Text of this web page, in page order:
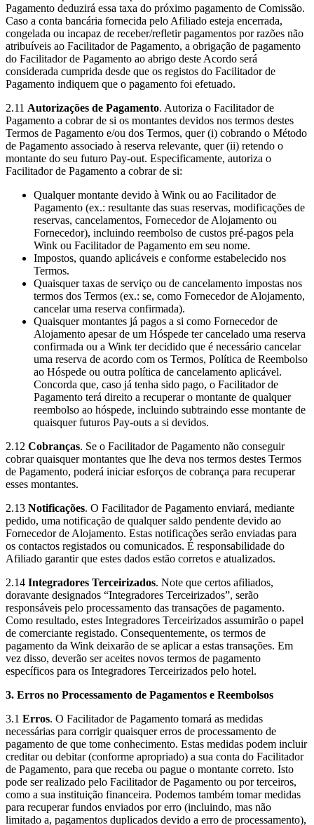
Pagamento deduzirá essa taxa do próximo pagamento de Comissão.
Caso a conta bancária fornecida pelo Afiliado esteja encerrada,
congelada ou incapaz de receber/refletir pagamentos por razões não
atribuíveis ao Facilitador de Pagamento, a obrigação de pagamento
do Facilitador de Pagamento ao abrigo deste Acordo será
considerada cumprida desde que os registos do Facilitador de
Pagamento indiquem que o pagamento foi efetuado.
2.11 Autorizações de Pagamento. Autoriza o Facilitador de
Pagamento a cobrar de si os montantes devidos nos termos destes
Termos de Pagamento e/ou dos Termos, quer (i) cobrando o Método
de Pagamento associado à reserva relevante, quer (ii) retendo o
montante do seu futuro Pay-out. Especificamente, autoriza o
Facilitador de Pagamento a cobrar de si:
Qualquer montante devido à Wink ou ao Facilitador de
Pagamento (ex.: resultante das suas reservas, modificações de
reservas, cancelamentos, Fornecedor de Alojamento ou
Fornecedor), incluindo reembolso de custos pré-pagos pela
Wink ou Facilitador de Pagamento em seu nome.
Impostos, quando aplicáveis e conforme estabelecido nos
Termos.
Quaisquer taxas de serviço ou de cancelamento impostas nos
termos dos Termos (ex.: se, como Fornecedor de Alojamento,
cancelar uma reserva confirmada).
Quaisquer montantes já pagos a si como Fornecedor de
Alojamento apesar de um Hóspede ter cancelado uma reserva
confirmada ou a Wink ter decidido que é necessário cancelar
uma reserva de acordo com os Termos, Política de Reembolso
ao Hóspede ou outra política de cancelamento aplicável.
Concorda que, caso já tenha sido pago, o Facilitador de
Pagamento terá direito a recuperar o montante de qualquer
reembolso ao hóspede, incluindo subtraindo esse montante de
quaisquer futuros Pay-outs a si devidos.
2.12 Cobranças. Se o Facilitador de Pagamento não conseguir
cobrar quaisquer montantes que lhe deva nos termos destes Termos
de Pagamento, poderá iniciar esforços de cobrança para recuperar
esses montantes.
2.13 Notificações. O Facilitador de Pagamento enviará, mediante
pedido, uma notificação de qualquer saldo pendente devido ao
Fornecedor de Alojamento. Estas notificações serão enviadas para
os contactos registados ou comunicados. É responsabilidade do
Afiliado garantir que estes dados estão corretos e atualizados.
2.14 Integradores Terceirizados. Note que certos afiliados,
doravante designados “Integradores Terceirizados”, serão
responsáveis pelo processamento das transações de pagamento.
Como resultado, estes Integradores Terceirizados assumirão o papel
de comerciante registado. Consequentemente, os termos de
pagamento da Wink deixarão de se aplicar a estas transações. Em
vez disso, deverão ser aceites novos termos de pagamento
específicos para os Integradores Terceirizados pelo hotel.
3. Erros no Processamento de Pagamentos e Reembolsos
3.1 Erros. O Facilitador de Pagamento tomará as medidas
necessárias para corrigir quaisquer erros de processamento de
pagamento de que tome conhecimento. Estas medidas podem incluir
creditar ou debitar (conforme apropriado) a sua conta do Facilitador
de Pagamento, para que receba ou pague o montante correto. Isto
pode ser realizado pelo Facilitador de Pagamento ou por terceiros,
como a sua instituição financeira. Podemos também tomar medidas
para recuperar fundos enviados por erro (incluindo, mas não
limitado a, pagamentos duplicados devido a erro de processamento),